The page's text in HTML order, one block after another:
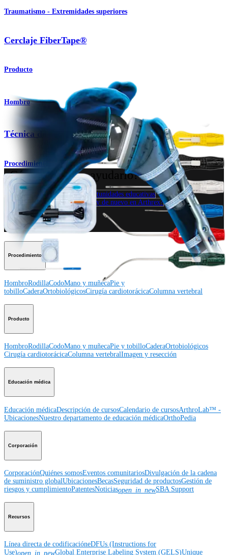
Traumatismo - Extremidades superiores
Cerclaje FiberTape®
Producto
Hombro
Técnica de refuerzo con FiberTape®
Procedimiento
¿Cómo podemos ayudarlo?
Contacte a un representante
Ver eventos, laboratorios y oportunidades educativas
Regístrese para recibir: ¿Qué hay de nuevo en Arthrex?
Conéctese con nosotros
Procedimiento
HombroRodillaCodoMano y muñecaPie y
tobilloCaderaOrtobiológicosCirugía cardiotorácicaColumna vertebral
Producto
HombroRodillaCodoMano y muñecaPie y tobilloCaderaOrtobiológicos
Cirugía cardiotorácicaColumna vertebralImagen y resección
Educación médica
Educación médicaDescripción de cursosCalendario de cursosArthroLab™ -
UbicacionesNuestro departamento de educación médicaOrthoPedia
Corporación
CorporaciónQuiénes somosEventos comunitariosDivulgación de la cadena
de suministro globalUbicacionesBecasSeguridad de productosGestión de
riesgos y cumplimientoPatentesNoticiasopen_in_newSBA Support
Recursos
Línea directa de codificacióneDFUs (Instructions for
Use)open_in_newGlobal Enterprise Labeling System (GELS)Unique